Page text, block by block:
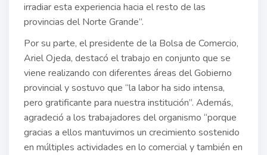
irradiar esta experiencia hacia el resto de las
provincias del Norte Grande”.
Por su parte, el presidente de la Bolsa de Comercio,
Ariel Ojeda, destacó el trabajo en conjunto que se
viene realizando con diferentes áreas del Gobierno
provincial y sostuvo que “la labor ha sido intensa,
pero gratificante para nuestra institución”. Además,
agradeció a los trabajadores del organismo “porque
gracias a ellos mantuvimos un crecimiento sostenido
en múltiples actividades en lo comercial y también en